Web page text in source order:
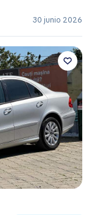
30 junio 2026